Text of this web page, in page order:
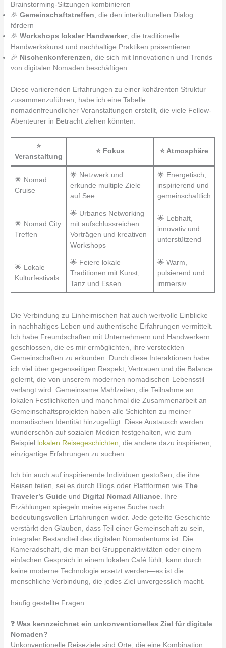
Brainstorming-Sitzungen kombinieren
🎉Gemeinschaftstreffen, die den interkulturellen Dialog
fördern
🎉Workshops lokaler Handwerker, die traditionelle
Handwerkskunst und nachhaltige Praktiken präsentieren
🎉 Nischenkonferenzen, die sich mit Innovationen und Trends
von digitalen Nomaden beschäftigen
Diese variierenden Erfahrungen zu einer kohärenten Struktur
zusammenzuführen, habe ich eine Tabelle
nomadenfreundlicher Veranstaltungen erstellt, die viele Fellow-
Abenteurer in Betracht ziehen könnten:
⭐
Veranstaltung
⭐ Fokus ⭐ Atmosphäre
🌟 Nomad
Cruise
🌟 Netzwerk und
erkunde multiple Ziele
auf See
🌟 Energetisch,
inspirierend und
gemeinschaftlich
🌟 Nomad City
Treffen
🌟 Urbanes Networking
mit aufschlussreichen
Vorträgen und kreativen
Workshops
🌟 Lebhaft,
innovativ und
unterstützend
🌟 Lokale
Kulturfestivals
🌟 Feiere lokale
Traditionen mit Kunst,
Tanz und Essen
🌟 Warm,
pulsierend und
immersiv
Die Verbindung zu Einheimischen hat auch wertvolle Einblicke
in nachhaltiges Leben und authentische Erfahrungen vermittelt.
Ich habe Freundschaften mit Unternehmern und Handwerkern
geschlossen, die es mir ermöglichten, ihre versteckten
Gemeinschaften zu erkunden. Durch diese Interaktionen habe
ich viel über gegenseitigen Respekt, Vertrauen und die Balance
gelernt, die von unserem modernen nomadischen Lebensstil
verlangt wird. Gemeinsame Mahlzeiten, die Teilnahme an
lokalen Festlichkeiten und manchmal die Zusammenarbeit an
Gemeinschaftsprojekten haben alle Schichten zu meiner
nomadischen Identität hinzugefügt. Diese Austausch werden
wunderschön auf sozialen Medien festgehalten, wie zum
Beispiel lokalen Reisegeschichten , die andere dazu inspirieren,
einzigartige Erfahrungen zu suchen.
Ich bin auch auf inspirierende Individuen gestoßen, die ihre
Reisen teilen, sei es durch Blogs oder Plattformen wieThe
Traveler’s Guide und Digital Nomad Alliance. Ihre
Erzählungen spiegeln meine eigene Suche nach
bedeutungsvollen Erfahrungen wider. Jede geteilte Geschichte
verstärkt den Glauben, dass Teil einer Gemeinschaft zu sein,
integraler Bestandteil des digitalen Nomadentums ist. Die
Kameradschaft, die man bei Gruppenaktivitäten oder einem
einfachen Gespräch in einem lokalen Café fühlt, kann durch
keine moderne Technologie ersetzt werden—es ist die
menschliche Verbindung, die jedes Ziel unvergesslich macht.
häufig gestellte Fragen
❓ Was kennzeichnet ein unkonventionelles Ziel für digitale
Nomaden?
Unkonventionelle Reiseziele sind Orte, die eine Kombination